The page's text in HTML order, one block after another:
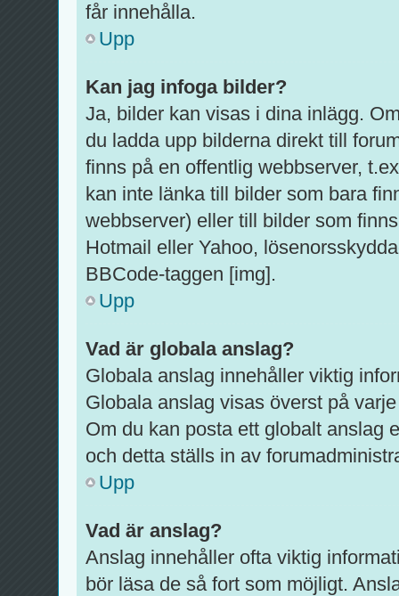
får innehålla.
Upp
Kan jag infoga bilder?
Ja, bilder kan visas i dina inlägg.
du ladda upp bilderna direkt till
finns på en offentlig webbserver,
kan inte länka till bilder som bara
webbserver) eller till bilder som
Hotmail eller Yahoo,
BBCode-taggen [img].
Upp
Vad är globala anslag?
Globala anslag innehåller viktig
Globala anslag visas överst på
Om du kan posta ett globalt anslag
och detta ställs in av
Upp
Vad är anslag?
Anslag innehåller ofta viktig
bör läsa de så fort som möjligt.